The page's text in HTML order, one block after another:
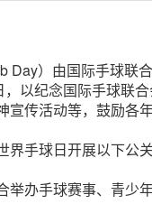
Day）由国际手球联
以纪念国际手球联
传活动等，鼓励各
手球日开展以下公关
办手球赛事、青少